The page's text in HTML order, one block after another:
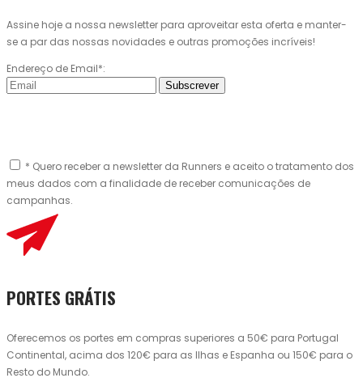
Assine hoje a nossa newsletter para aproveitar esta oferta e manter-
se a par das nossas novidades e outras promoções incríveis!
Endereço de Email*:
Subscrever
* Quero receber a newsletter da Runners e aceito o tratamento dos
meus dados com a finalidade de receber comunicações de
campanhas.
PORTES GRÁTIS
Oferecemos os portes em compras superiores a 50€ para Portugal
Continental, acima dos 120€ para as Ilhas e Espanha ou 150€ para o
Resto do Mundo.